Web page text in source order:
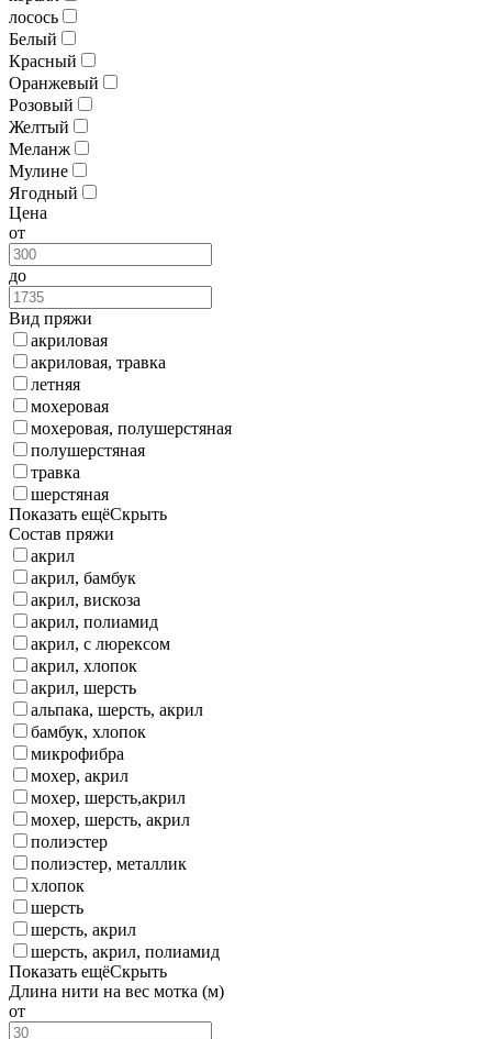
лосось
Белый
Красный
Оранжевый
Розовый
Желтый
Меланж
Мулине
Ягодный
Цена
от
до
Вид пряжи
акриловая
акриловая, травка
летняя
мохеровая
мохеровая, полушерстяная
полушерстяная
травка
шерстяная
Показать ещёСкрыть
Состав пряжи
акрил
акрил, бамбук
акрил, вискоза
акрил, полиамид
акрил, с люрексом
акрил, хлопок
акрил, шерсть
альпака, шерсть, акрил
бамбук, хлопок
микрофибра
мохер, акрил
мохер, шерсть,акрил
мохер, шерсть, акрил
полиэстер
полиэстер, металлик
хлопок
шерсть
шерсть, акрил
шерсть, акрил, полиамид
Показать ещёСкрыть
Длина нити на вес мотка (м)
от